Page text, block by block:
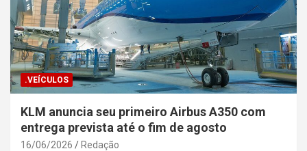
.VEÍCULOS
KLM anuncia seu primeiro Airbus A350 com
entrega prevista até o fim de agosto
16/06/2026 Redação